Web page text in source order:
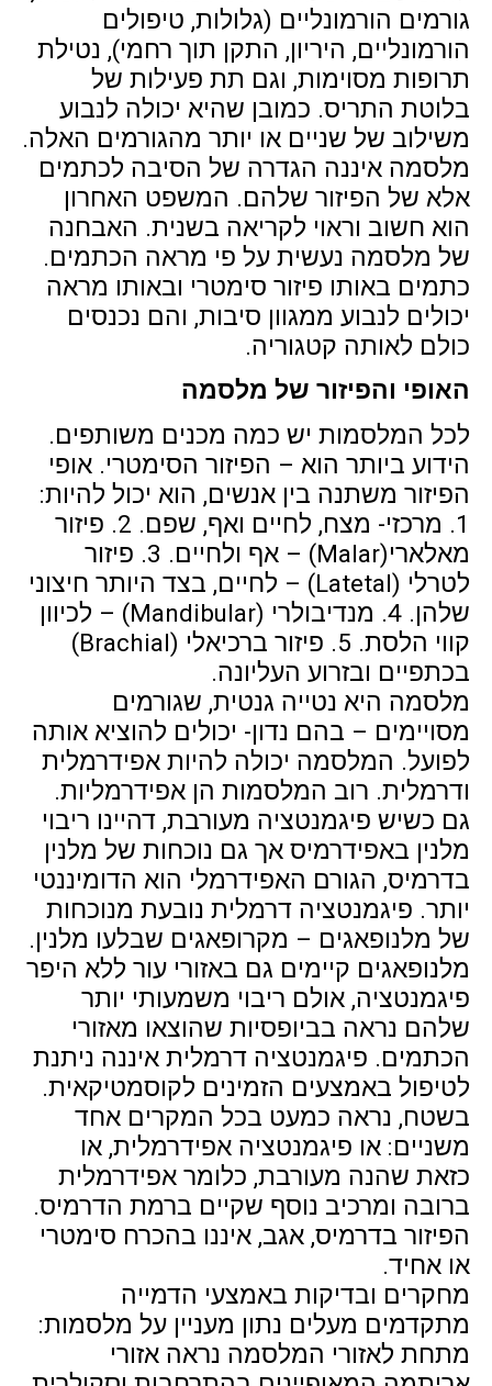
גורמים הורמונליים (גלולות, טיפולים
הורמונליים, היריון, התקן תוך רחמי), נטילת
תרופות מסוימות, וגם תת פעילות של
בלוטת התריס. כמובן שהיא יכולה לנבוע
משילוב של שניים או יותר מהגורמים האלה.
מלסמה איננה הגדרה של הסיבה לכתמים
אלא של הפיזור שלהם. המשפט האחרון
הוא חשוב וראוי לקריאה בשנית. האבחנה
של מלסמה נעשית על פי מראה הכתמים.
כתמים באותו פיזור סימטרי ובאותו מראה
יכולים לנבוע ממגוון סיבות, והם נכנסים
כולם לאותה קטגוריה.
האופי והפיזור של מלסמה
לכל המלסמות יש כמה מכנים משותפים.
הידוע ביותר הוא – הפיזור הסימטרי. אופי
הפיזור משתנה בין אנשים, הוא יכול להיות:
1. מרכזי- מצח, לחיים ואף, שפם. 2. פיזור
מאלארי(Malar) – אף ולחיים. 3. פיזור
לטרלי (Latetal) – לחיים, בצד היותר חיצוני
שלהן. 4. מנדיבולרי (Mandibular) – לכיוון
קווי הלסת. 5. פיזור ברכיאלי (Brachial)
בכתפיים ובזרוע העליונה.
מלסמה היא נטייה גנטית, שגורמים
מסויימים – בהם נדון- יכולים להוציא אותה
לפועל. המלסמה יכולה להיות אפידרמלית
ודרמלית. רוב המלסמות הן אפידרמליות.
גם כשיש פיגמנטציה מעורבת, דהיינו ריבוי
מלנין באפידרמיס אך גם נוכחות של מלנין
בדרמיס, הגורם האפידרמלי הוא הדומיננטי
יותר. פיגמנטציה דרמלית נובעת מנוכחות
של מלנופאגים – מקרופאגים שבלעו מלנין.
מלנופאגים קיימים גם באזורי עור ללא היפר
פיגמנטציה, אולם ריבוי משמעותי יותר
שלהם נראה בביופסיות שהוצאו מאזורי
הכתמים. פיגמנטציה דרמלית איננה ניתנת
לטיפול באמצעים הזמינים לקוסמטיקאית.
בשטח, נראה כמעט בכל המקרים אחד
משניים: או פיגמנטציה אפידרמלית, או
כזאת שהנה מעורבת, כלומר אפידרמלית
ברובה ומרכיב נוסף שקיים ברמת הדרמיס.
הפיזור בדרמיס, אגב, איננו בהכרח סימטרי
או אחיד.
מחקרים ובדיקות באמצעי הדמייה
מתקדמים מעלים נתון מעניין על מלסמות:
מתחת לאזורי המלסמה נראה אזורי